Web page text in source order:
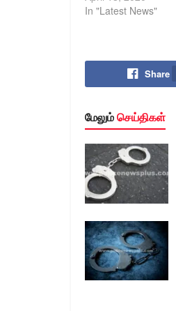
In "Latest News"
Share
மேலும்செய்திகள்